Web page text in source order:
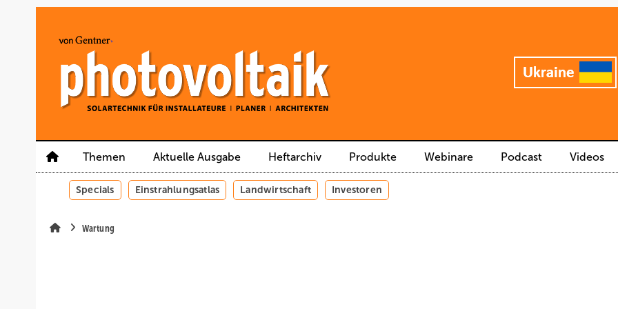
Themen Aktuelle Ausgabe Heftarchiv Produkte Webinare Podcast Videos
Specials Einstrahlungsatlas Landwirtschaft Investoren
Wartung